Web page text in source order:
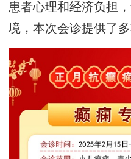
患者心理和经济负担
境，本次会诊提供了多